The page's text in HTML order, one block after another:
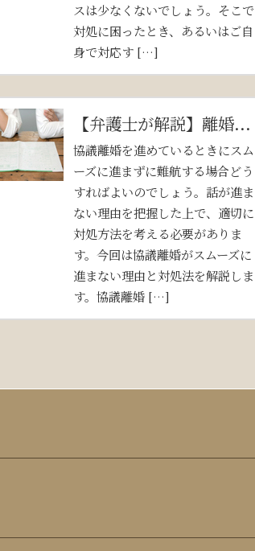
スは少なくないでしょう。そこで
対処に困ったとき、あるいはご自
身で対応す […]
【弁護士が解説】離婚...
協議離婚を進めているときにスム
ーズに進まずに難航する場合どう
すればよいのでしょう。話が進ま
ない理由を把握した上で、適切に
対処方法を考える必要がありま
す。今回は協議離婚がスムーズに
進まない理由と対処法を解説しま
す。協議離婚 […]